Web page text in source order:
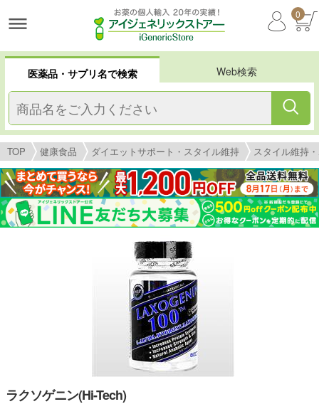
0
医薬品・サプリ名で検索 Web検索
TOP 健康食品 ダイエットサポート・スタイル維持 スタイル維持
ラクソゲニン(Hi-Tech)